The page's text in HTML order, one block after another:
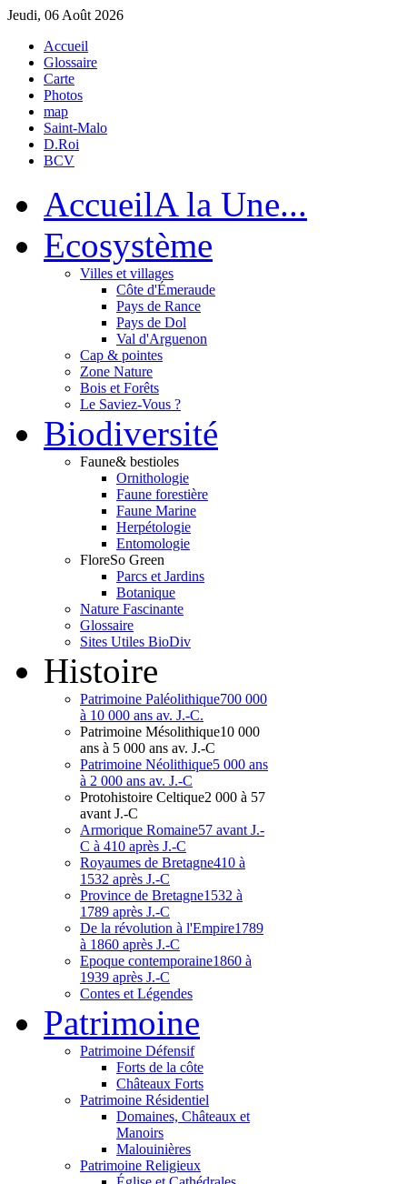
Jeudi, 06 Août 2026
Accueil
Glossaire
Carte
Photos
map
Saint-Malo
D.Roi
BCV
AccueilA la Une...
Ecosystème
Villes et villages
Côte d'Émeraude
Pays de Rance
Pays de Dol
Val d'Arguenon
Cap & pointes
Zone Nature
Bois et Forêts
Le Saviez-Vous ?
Biodiversité
Faune& bestioles
Ornithologie
Faune forestière
Faune Marine
Herpétologie
Entomologie
FloreSo Green
Parcs et Jardins
Botanique
Nature Fascinante
Glossaire
Sites Utiles BioDiv
Histoire
Patrimoine Paléolithique700 000
à 10 000 ans av. J.-C.
Patrimoine Mésolithique10 000
ans à 5 000 ans av. J.-C
Patrimoine Néolithique5 000 ans
à 2 000 ans av. J.-C
Protohistoire Celtique2 000 à 57
avant J.-C
Armorique Romaine57 avant J.-
C à 410 après J.-C
Royaumes de Bretagne410 à
1532 après J.-C
Province de Bretagne1532 à
1789 après J.-C
De la révolution à l'Empire1789
à 1860 après J.-C
Epoque contemporaine1860 à
1939 après J.-C
Contes et Légendes
Patrimoine
Patrimoine Défensif
Forts de la côte
Châteaux Forts
Patrimoine Résidentiel
Domaines, Châteaux et
Manoirs
Malouinières
Patrimoine Religieux